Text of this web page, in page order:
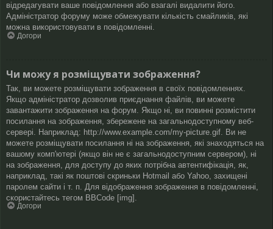
відредагувати ваше повідомлення або взагалі видалити його.
Адміністратор форуму може обмежувати кількість смайликів, які
можна використовувати в повідомленні.
Догори
Чи можу я розміщувати зображення?
Так, ви можете розміщувати зображення в своїх повідомленнях.
Якщо адміністратор дозволив приєднання файлів, ви можете
завантажити зображення на форум. Якщо ні, ви повинні розмістити
посилання на зображення, збережене на загальнодоступному веб-
сервері. Наприклад: http://www.example.com/my-picture.gif. Ви не
можете розміщувати посилання ні на зображення, які знаходяться на
вашому комп'ютері (якщо він не є загальнодоступним сервером), ні
на зображення, для доступу до яких потрібна автентифікація, як,
наприклад, такі як поштові скриньки Hotmail або Yahoo, захищені
паролем сайти і т. п. Для відображення зображення в повідомленні,
скористайтесь тегом BBCode [img].
Догори